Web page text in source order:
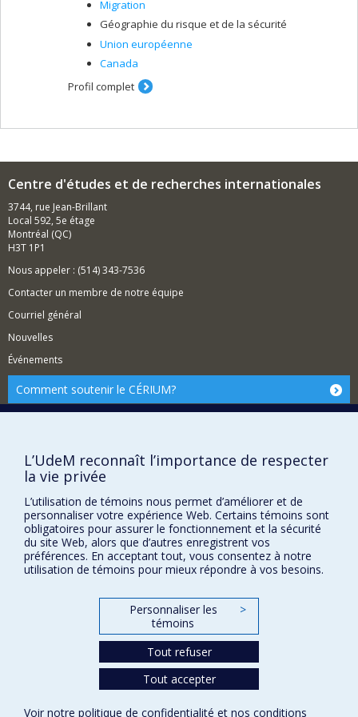
numérique (OBVIA) et chercheur associé à la Chaire de
recherche du Canada sur la gouvernance sécuritaire
des corps, la mobilité et les frontières (GSCMF) de
Migration
Géographie du risque et de la sécurité
Union européenne
Canada
Profil complet
Centre d'études et de recherches internationales
3744, rue Jean-Brillant
Local 592, 5e étage
Montréal (QC)
H3T 1P1
Nous appeler : (514) 343-7536
Contacter un membre de notre équipe
Courriel général
Nouvelles
Événements
Comment soutenir le CÉRIUM?
Signaler une erreur
Accessibilité
FACULTÉ DES ARTS ET DES SCIENCES
Nos départements et écoles
Nos centres d'études
Conditions d’utilisation
L’UdeM reconnaît l’importance de respecter
la vie privée
L’utilisation de témoins nous permet d’améliorer et de
personnaliser votre expérience Web. Certains témoins sont
obligatoires pour assurer le fonctionnement et la sécurité
du site Web, alors que d’autres enregistrent vos
préférences. En acceptant tout, vous consentez à notre
utilisation de témoins pour mieux répondre à vos besoins.
Personnaliser les
témoins
>
Tout refuser
Tout accepter
Voir notre politique de confidentialité et nos conditions